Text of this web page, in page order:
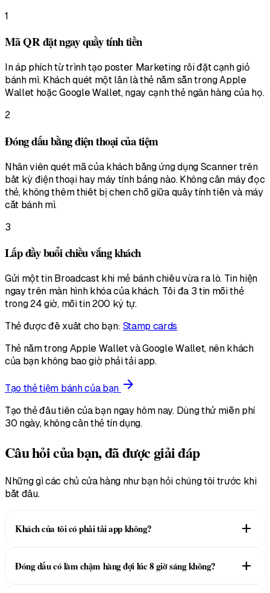
1
Mã QR đặt ngay quầy tính tiền
In áp phích từ trình tạo poster Marketing rồi đặt cạnh giỏ
bánh mì. Khách quét một lần là thẻ nằm sẵn trong Apple
Wallet hoặc Google Wallet, ngay cạnh thẻ ngân hàng của họ.
2
Đóng dấu bằng điện thoại của tiệm
Nhân viên quét mã của khách bằng ứng dụng Scanner trên
bất kỳ điện thoại hay máy tính bảng nào. Không cần máy đọc
thẻ, không thêm thiết bị chen chỗ giữa quầy tính tiền và máy
cắt bánh mì.
3
Lấp đầy buổi chiều vắng khách
Gửi một tin Broadcast khi mẻ bánh chiều vừa ra lò. Tin hiện
ngay trên màn hình khóa của khách. Tối đa 3 tin mỗi thẻ
trong 24 giờ, mỗi tin 200 ký tự.
Thẻ được đề xuất cho bạn: Stamp cards
Thẻ nằm trong Apple Wallet và Google Wallet, nên khách
của bạn không bao giờ phải tải app.
Tạo thẻ tiệm bánh của bạn arrow_forward
Tạo thẻ đầu tiên của bạn ngay hôm nay. Dùng thử miễn phí
30 ngày, không cần thẻ tín dụng.
Câu hỏi của bạn, đã được giải đáp
Những gì các chủ cửa hàng như bạn hỏi chúng tôi trước khi
bắt đầu.
Khách của tôi có phải tải app không? add
Wallet hoặc Google Wallet. Không cần cài đặt gì, cũng không
Đóng dấu có làm chậm hàng đợi lúc 8 giờ sáng không? add